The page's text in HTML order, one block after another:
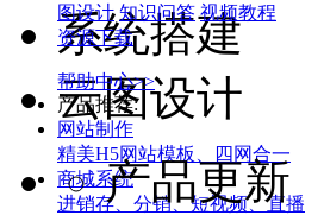
图设计 知识问答 视频教程
资源下载
帮助中心>>
产品推荐:
网站制作
精美H5网站模板、四网合一
商城系统
进销存、分销、短视频、直播
系统搭建
云图设计
产品更新